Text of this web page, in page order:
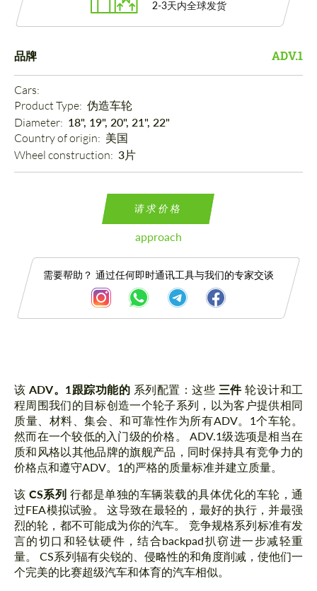
2-3天内全球发货
品牌 ADV.1
Cars:
Product Type: 伪造车轮
Diameter: 18", 19", 20", 21", 22"
Country of origin: 美国
Wheel construction: 3片
请求价格
approach
需要帮助？ 通过任何即时通讯工具与我们的专家交谈
描述
该 ADV。1跟踪功能的 系列配置：这些 三件轮设计和工
程周围我们的目标创造一个轮子系列，以为客户提供相同
质量、材料、集会、和可靠性作为所有ADV。1个车轮。
然而在一个较低的入门级的价格。 ADV.1级选项是相当在
质和风格以其他品牌的旗舰产品，同时保持具有竞争力的
价格点和遵守ADV。1的严格的质量标准并建立质量。
该 CS系列 行都是单独的车辆装载的具体优化的车轮，通
过FEA模拟试验。 这导致在最轻的，最好的执行，并最强
烈的轮，都不可能成为你的汽车。 竞争规格系列标准有发
言的切口和轻钛硬件，结合backpad扒窃进一步减轻重
量。 CS系列辐有尖锐的、侵略性的和角度削减，使他们一
个完美的比赛超级汽车和体育的汽车相似。